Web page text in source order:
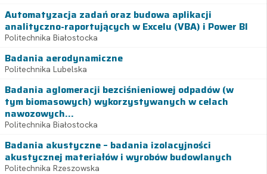
Automatyzacja zadań oraz budowa aplikacji
analityczno-raportujących w Excelu (VBA) i Power BI
Politechnika Białostocka
Badania aerodynamiczne
Politechnika Lubelska
Badania aglomeracji bezciśnieniowej odpadów (w
tym biomasowych) wykorzystywanych w celach
nawozowych...
Politechnika Białostocka
Badania akustyczne – badania izolacyjności
akustycznej materiałów i wyrobów budowlanych
Politechnika Rzeszowska